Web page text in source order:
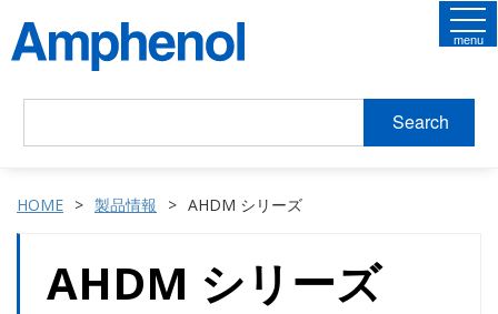
Search
menu
HOME 製品情報 AHDM シリーズ
AHDM シリーズ